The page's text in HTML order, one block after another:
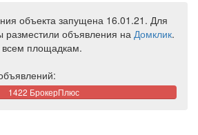
объекта запущена 16.01.21. Для
разместили объявления на Домклик.
всем площадкам.
1422 БрокерПлюс